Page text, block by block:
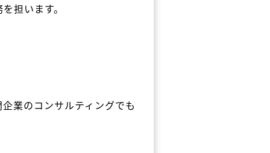
担います。
業のコンサルティングでも